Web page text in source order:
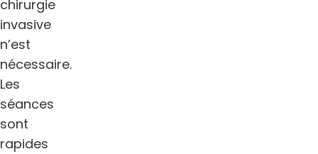
chirurgie
invasive
n’est
nécessaire.
Les
séances
sont
rapides